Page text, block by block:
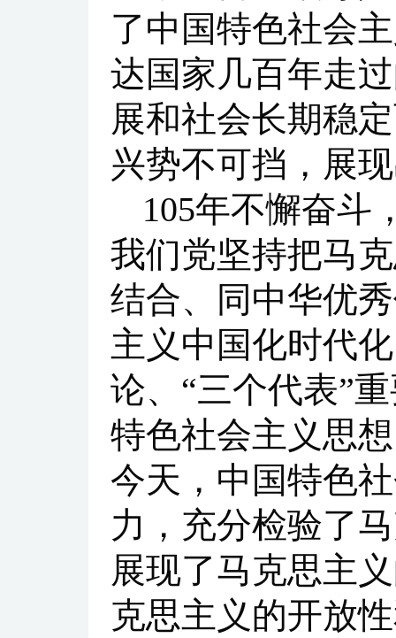
了中国特色社会
达国家几百年走
展和社会长期稳
兴势不可挡，展
105年不懈奋斗
我们党坚持把马
结合、同中华优
主义中国化时代
论、“三个代表”
特色社会主义思
今天，中国特色
力，充分检验了
展现了马克思主
克思主义的开放